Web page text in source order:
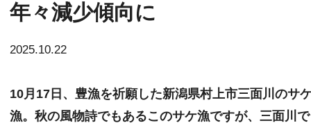
年々減少傾向に
2025.10.22
10月17日、豊漁を祈願した新潟県村上市三面川のサ
漁。秋の風物詩でもあるこのサケ漁ですが、三面川